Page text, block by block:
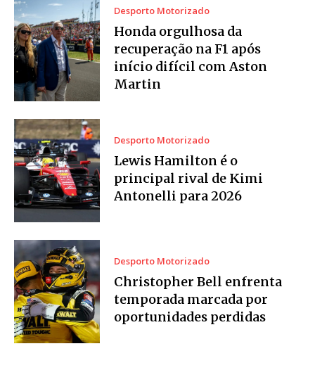
Desporto Motorizado
Honda orgulhosa da
recuperação na F1 após
início difícil com Aston
Martin
Desporto Motorizado
Lewis Hamilton é o
principal rival de Kimi
Antonelli para 2026
Desporto Motorizado
Christopher Bell enfrenta
temporada marcada por
oportunidades perdidas